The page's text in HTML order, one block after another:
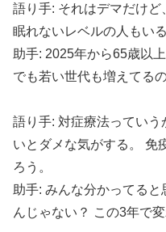
語り手: それはデマだけど
眠れないレベルの人もいる
助手: 2025年から65歳以
でも若い世代も増えてる
語り手: 対症療法ってい
いとダメな気がする。 免
ろう。
助手: みんな分かってる
んじゃない？ この3年で